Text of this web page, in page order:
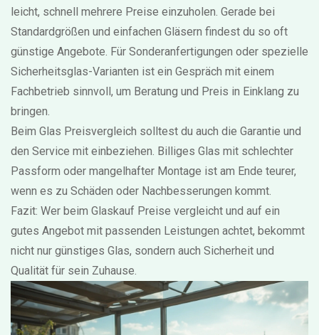
leicht, schnell mehrere Preise einzuholen. Gerade bei
Standardgrößen und einfachen Gläsern findest du so oft
günstige Angebote. Für Sonderanfertigungen oder spezielle
Sicherheitsglas-Varianten ist ein Gespräch mit einem
Fachbetrieb sinnvoll, um Beratung und Preis in Einklang zu
bringen.
Beim Glas Preisvergleich solltest du auch die Garantie und
den Service mit einbeziehen. Billiges Glas mit schlechter
Passform oder mangelhafter Montage ist am Ende teurer,
wenn es zu Schäden oder Nachbesserungen kommt.
Fazit: Wer beim Glaskauf Preise vergleicht und auf ein
gutes Angebot mit passenden Leistungen achtet, bekommt
nicht nur günstiges Glas, sondern auch Sicherheit und
Qualität für sein Zuhause.